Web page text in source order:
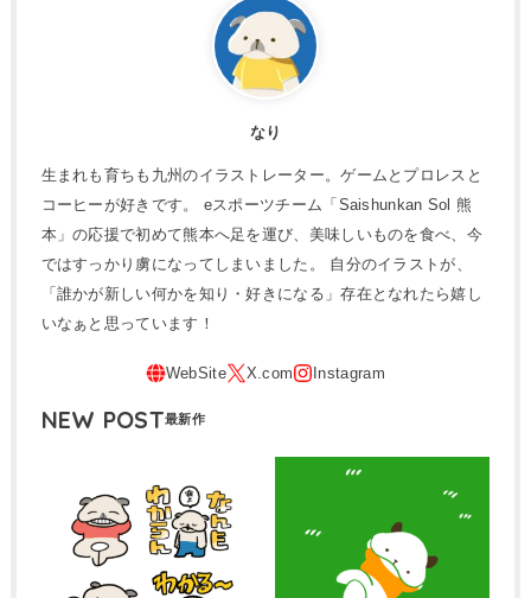
なり
生まれも育ちも九州のイラストレーター。ゲームとプロレスと
コーヒーが好きです。 eスポーツチーム「Saishunkan Sol 熊
本」の応援で初めて熊本へ足を運び、美味しいものを食べ、今
ではすっかり虜になってしまいました。 自分のイラストが、
「誰かが新しい何かを知り・好きになる」存在となれたら嬉し
いなぁと思っています！
NEW POST